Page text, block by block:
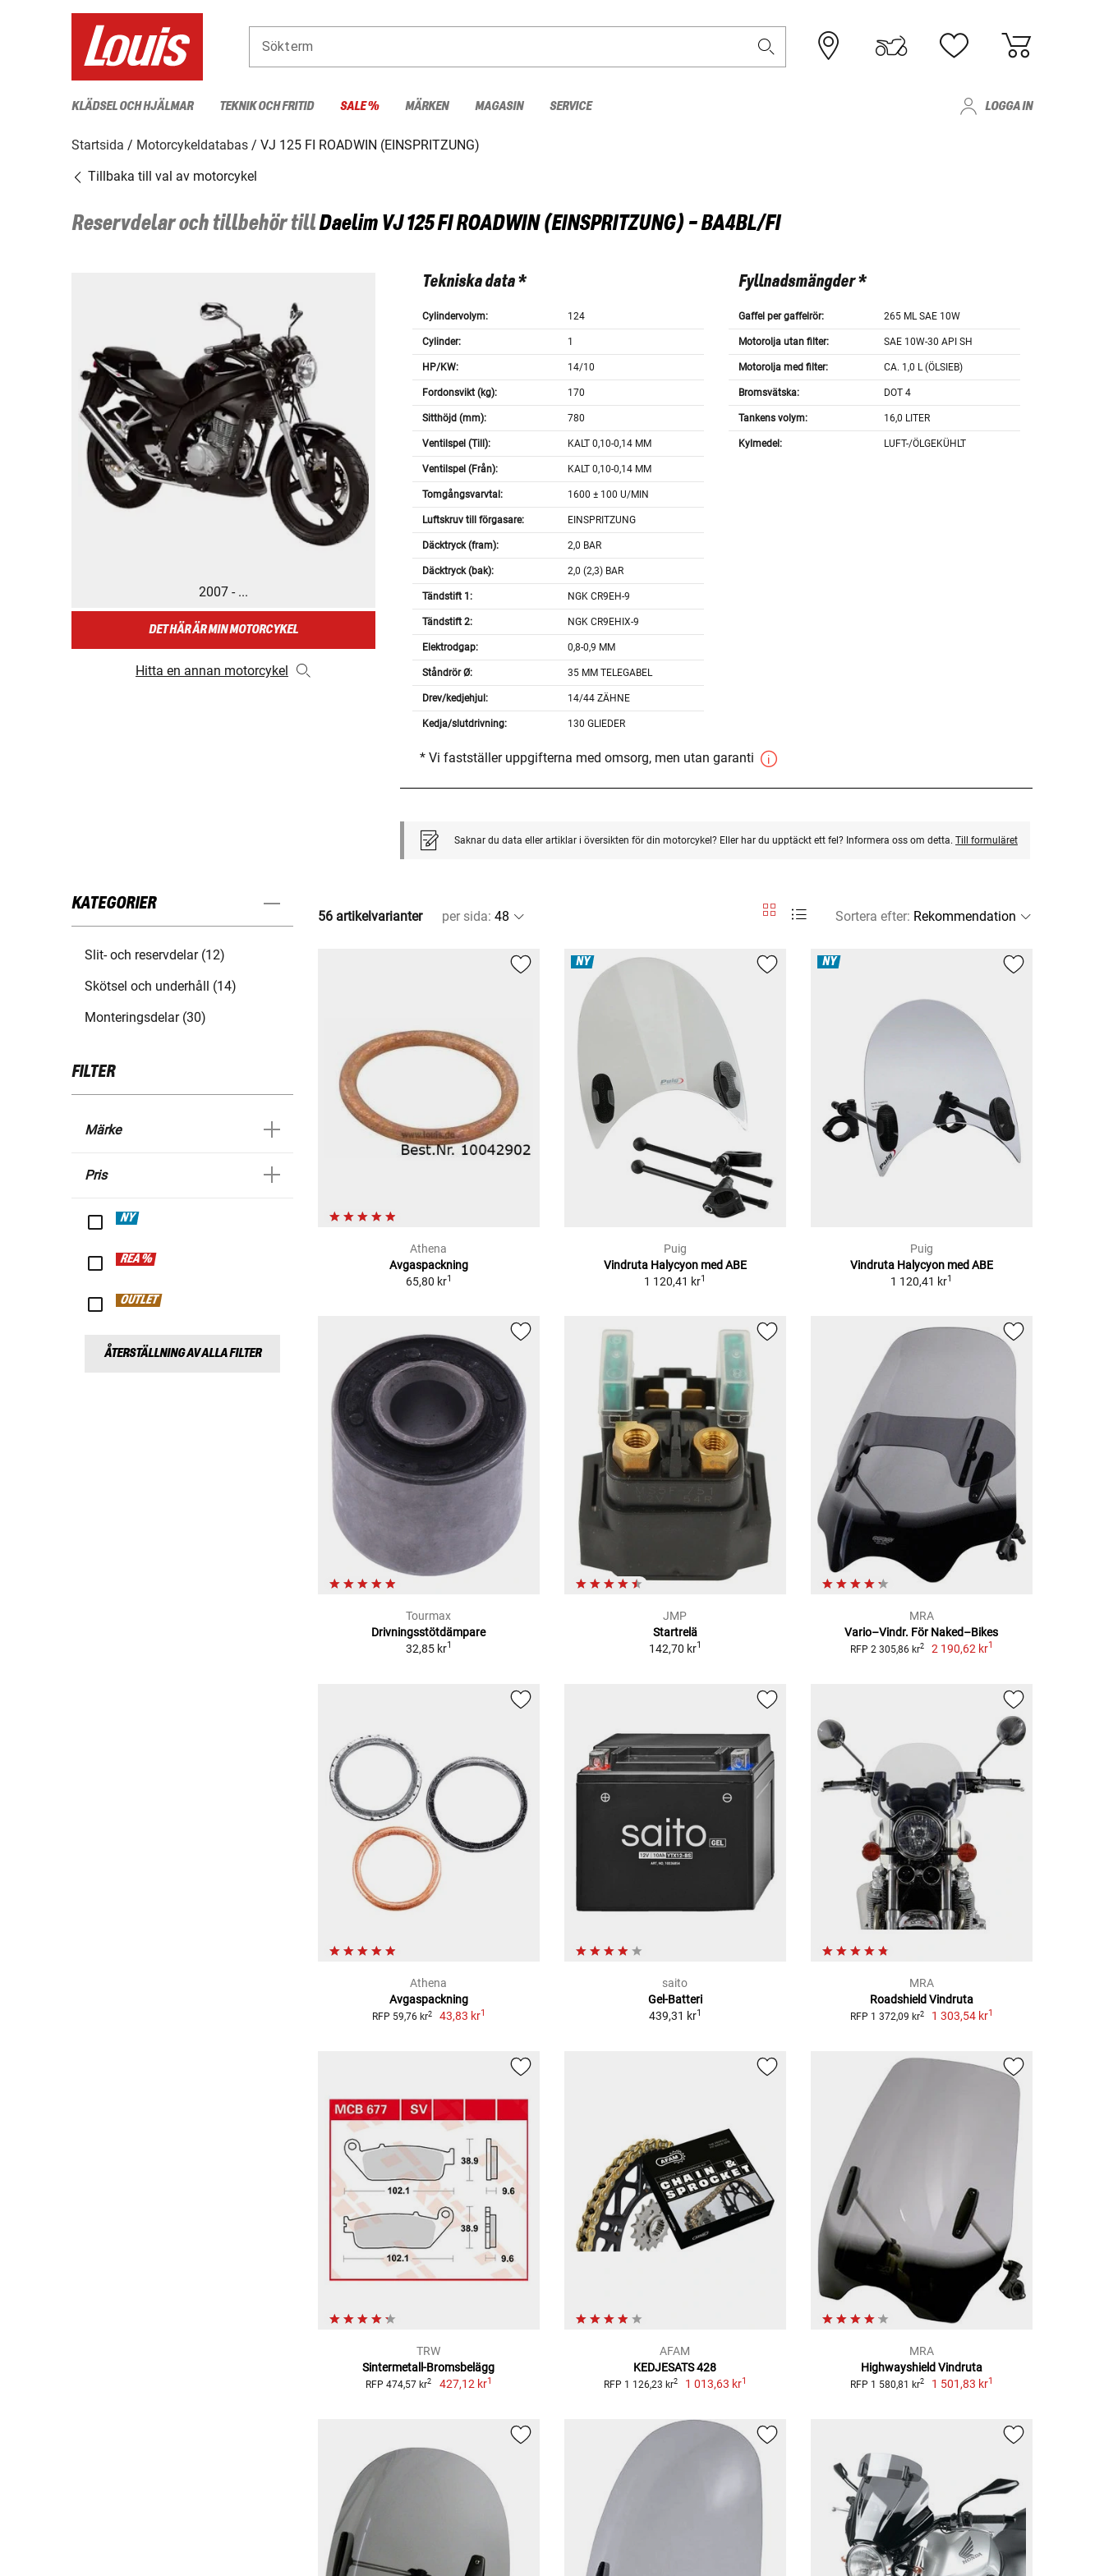
Sökterm
KLÄDSEL OCH HJÄLMAR TEKNIK OCH FRITID SALE % MÄRKEN MAGASIN SERVICE LOGGA IN
Startsida Motorcykeldatabas
VJ 125 FI ROADWIN (EINSPRITZUNG)
Tillbaka till val av motorcykel
Reservdelar och tillbehör tillDaelim VJ 125 FI ROADWIN (EINSPRITZUNG) - BA4BL/FI
2007 - ...
DET HÄR ÄR MIN MOTORCYKEL
Hitta en annan motorcykel
Tekniska data *
Cylindervolym: 124
Cylinder: 1
HP/KW: 14/10
Fordonsvikt (kg): 170
Sitthöjd (mm): 780
Ventilspel (Till): KALT 0,10-0,14 MM
Ventilspel (Från): KALT 0,10-0,14 MM
Tomgångsvarvtal: 1600 ± 100 U/MIN
Luftskruv till förgasare: EINSPRITZUNG
Däcktryck (fram): 2,0 BAR
Däcktryck (bak): 2,0 (2,3) BAR
Tändstift 1: NGK CR9EH-9
Tändstift 2: NGK CR9EHIX-9
Elektrodgap: 0,8-0,9 MM
Ståndrör Ø: 35 MM TELEGABEL
Drev/kedjehjul: 14/44 ZÄHNE
Kedja/slutdrivning: 130 GLIEDER
Fyllnadsmängder *
Gaffel per gaffelrör: 265 ML SAE 10W
Motorolja utan filter: SAE 10W-30 API SH
Motorolja med filter: CA. 1,0 L (ÖLSIEB)
Bromsvätska: DOT 4
Tankens volym: 16,0 LITER
Kylmedel: LUFT-/ÖLGEKÜHLT
* Vi fastställer uppgifterna med omsorg, men utan garanti
Saknar du data eller artiklar i översikten för din motorcykel? Eller har du upptäckt ett fel? Informera oss om detta. Till formuläret
KATEGORIER
Slit- och reservdelar (12)
Skötsel och underhåll (14)
Monteringsdelar (30)
FILTER
Märke
Pris
NY
REA %
OUTLET
ÅTERSTÄLLNING AV ALLA FILTER
56 artikelvarianter per sida: Sortera efter:
Athena
Avgaspackning
65,80 kr1
NY
Puig
Vindruta Halycyon med ABE
1 120,41 kr1
NY
Puig
Vindruta Halycyon med ABE
1 120,41 kr1
Tourmax
Drivningsstötdämpare
32,85 kr1
JMP
Startrelä
142,70 kr1
MRA
Vario–Vindr. För Naked–Bikes
RFP 2 305,86 kr2 2 190,62 kr1
Athena
Avgaspackning
RFP 59,76 kr2 43,83 kr1
saito
Gel-Batteri
439,31 kr1
MRA
Roadshield Vindruta
RFP 1 372,09 kr2 1 303,54 kr1
TRW
Sintermetall-Bromsbelägg
RFP 474,57 kr2 427,12 kr1
AFAM
KEDJESATS 428
RFP 1 126,23 kr2 1 013,63 kr1
MRA
Highwayshield Vindruta
RFP 1 580,81 kr2 1 501,83 kr1